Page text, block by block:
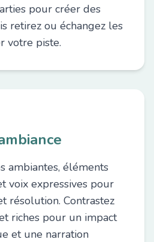
pour créer des
retirez ou échangez les
votre piste.
ambiantes, éléments
voix expressives pour
résolution. Contrastez
riches pour un impact
et une narration